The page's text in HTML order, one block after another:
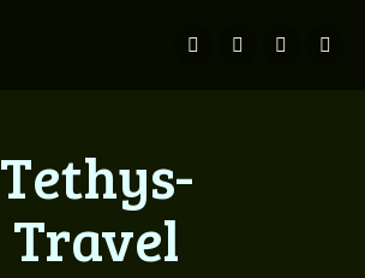
Tethys-
Travel